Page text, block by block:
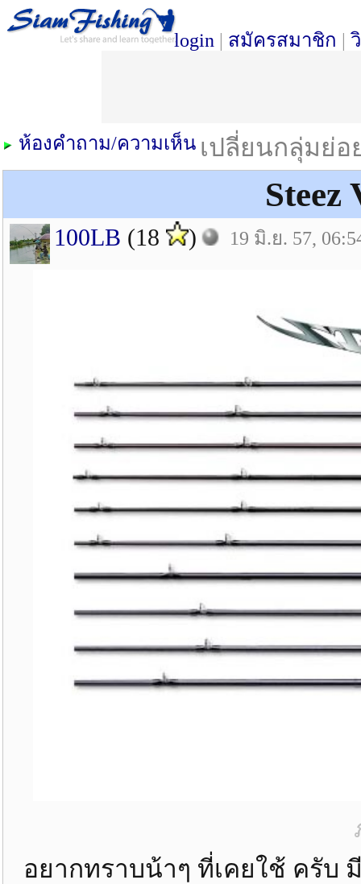
login | สมัครสมาชิก |
เปลี่ยนกลุ่มย่
ห้องคำถาม/ความเห็น
Steez
100LB (18 ) 19 มิ.ย. 57,
อยากทราบน้าๆ ที่เคยใช้ ครับ